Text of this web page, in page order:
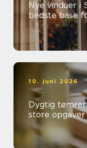
Nye vinduer i
bedste base
10. juni 2026
Dygtig
store opgaver